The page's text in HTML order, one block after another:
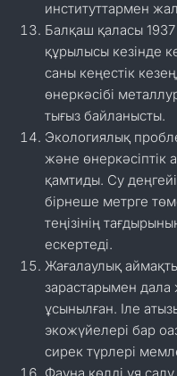
институттармен
Балқаш қаласы
құрылысы кезінде
саны кеңестік
өнеркәсібі
тығыз байланысты.
Экологиялық
және өнеркәсіптік
қамтиды. Су
бірнеше метрге
теңізінің
ескертеді.
Жағалаулық
зарастарымен дала
ұсынылған. Іле
экожүйелері бар
сирек түрлері